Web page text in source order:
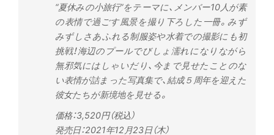
“夏休みの小旅行”をテーマに、メンバー10人が素
の表情で過ごす風景を撮り下ろした一冊。みず
みずしさあふれる制服姿や水着での撮影にも初
挑戦！海辺のプールでびしょ濡れになりながら
無邪気にはしゃいだり、今まで見せたことのな
い表情が詰まった写真集で、結成５周年を迎えた
彼女たちが新境地を見せる。
価格：3,520円（税込）
発売日：2021年12月23日（木）